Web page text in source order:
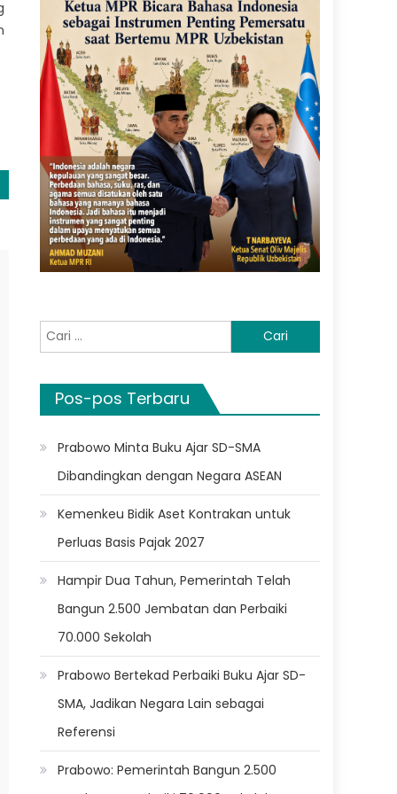
Cari
untuk:
Pos-pos Terbaru
Prabowo Minta Buku Ajar SD-SMA
Dibandingkan dengan Negara ASEAN
Kemenkeu Bidik Aset Kontrakan untuk
Perluas Basis Pajak 2027
Hampir Dua Tahun, Pemerintah Telah
Bangun 2.500 Jembatan dan Perbaiki
70.000 Sekolah
Prabowo Bertekad Perbaiki Buku Ajar SD-
SMA, Jadikan Negara Lain sebagai
Referensi
Prabowo: Pemerintah Bangun 2.500